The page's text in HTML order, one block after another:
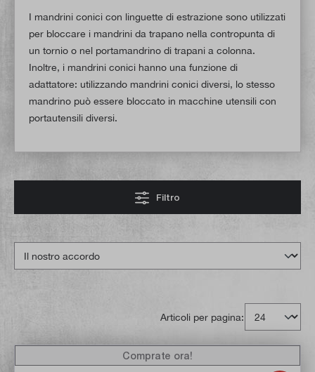
I mandrini conici con linguette di estrazione sono utilizzati
per bloccare i mandrini da trapano nella contropunta di
un tornio o nel portamandrino di trapani a colonna.
Inoltre, i mandrini conici hanno una funzione di
adattatore: utilizzando mandrini conici diversi, lo stesso
mandrino può essere bloccato in macchine utensili con
portautensili diversi.
Filtro
Articoli per pagina:
Comprate ora!